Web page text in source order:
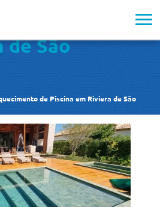
de Piscina
de São
de Piscina em Riviera de São